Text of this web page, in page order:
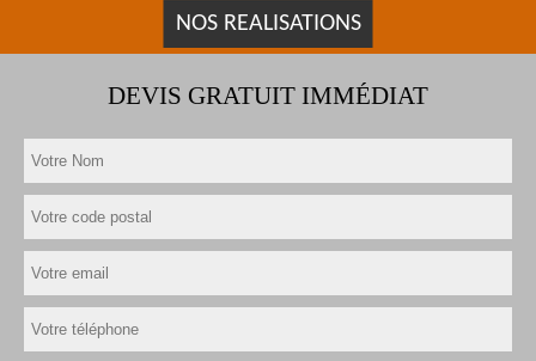
NOS REALISATIONS
DEVIS GRATUIT IMMÉDIAT